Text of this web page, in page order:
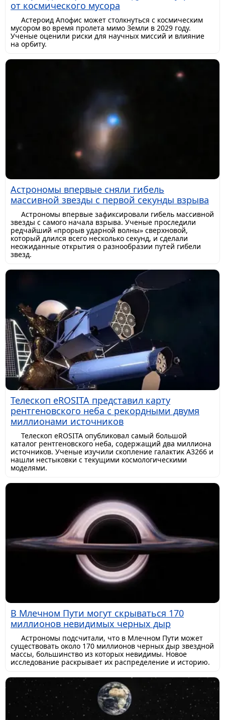
от космического мусора
Астероид Апофис может столкнуться с космическим
мусором во время пролета мимо Земли в 2029 году.
Ученые оценили риски для научных миссий и влияние
на орбиту.
Астрономы впервые сняли гибель
массивной звезды с первой секунды взрыва
Астрономы впервые зафиксировали гибель массивной
звезды с самого начала взрыва. Ученые проследили
редчайший «прорыв ударной волны» сверхновой,
который длился всего несколько секунд, и сделали
неожиданные открытия о разнообразии путей гибели
звезд.
Телескоп eROSITA представил карту
рентгеновского неба с рекордными двумя
миллионами источников
Телескоп eROSITA опубликовал самый большой
каталог рентгеновского неба, содержащий два миллиона
источников. Ученые изучили скопление галактик A3266 и
нашли нестыковки с текущими космологическими
моделями.
В Млечном Пути могут скрываться 170
миллионов невидимых черных дыр
Астрономы подсчитали, что в Млечном Пути может
существовать около 170 миллионов черных дыр звездной
массы, большинство из которых невидимы. Новое
исследование раскрывает их распределение и историю.